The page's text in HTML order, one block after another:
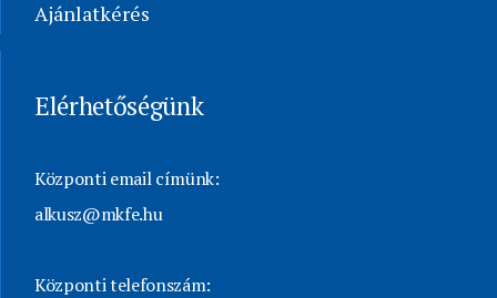
Ajánlatkérés
Elérhetőségünk
Központi email címünk:
alkusz@mkfe.hu
Központi telefonszám: